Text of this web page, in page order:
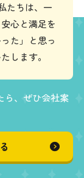
たちは、一
心と満足を
た」と思っ
します。
ら、ぜひ会社案